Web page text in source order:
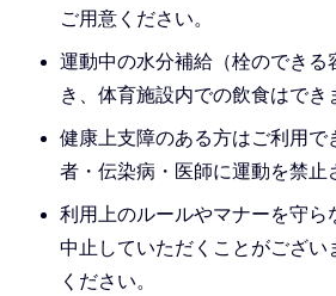
ご用意ください。
運動中の水分補給（栓のできる
き、体育施設内での飲食はでき
健康上支障のある方はご利用で
者・伝染病・医師に運動を禁止
利用上のルールやマナーを守ら
中止していただくことがござい
ください。